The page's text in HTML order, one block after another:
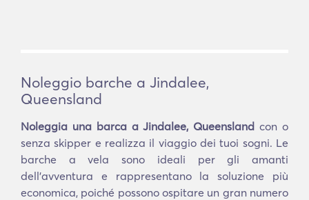
Noleggio barche a Jindalee,
Queensland
Noleggia una barca a Jindalee, Queensland con o
senza skipper e realizza il viaggio dei tuoi sogni. Le
barche a vela sono ideali per gli amanti
dell'avventura e rappresentano la soluzione più
economica, poiché possono ospitare un gran numero